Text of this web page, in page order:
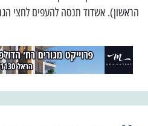
הראשון). אשדוד תנסה להעפים לחצי